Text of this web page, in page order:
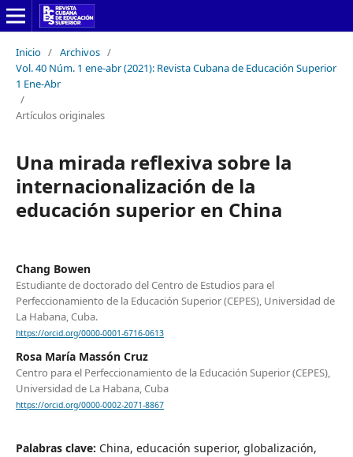
Inicio / Archivos /
Vol. 40 Núm. 1 ene-abr (2021): Revista Cubana de Educación Superior
1 Ene-Abr
/
Artículos originales
Una mirada reflexiva sobre la
internacionalización de la
educación superior en China
Chang Bowen
Estudiante de doctorado del Centro de Estudios para el
Perfeccionamiento de la Educación Superior (CEPES), Universidad de
La Habana, Cuba.
https://orcid.org/0000-0001-6716-0613
Rosa María Massón Cruz
Centro para el Perfeccionamiento de la Educación Superior (CEPES),
Universidad de La Habana, Cuba
https://orcid.org/0000-0002-2071-8867
Palabras clave: China, educación superior, globalización,